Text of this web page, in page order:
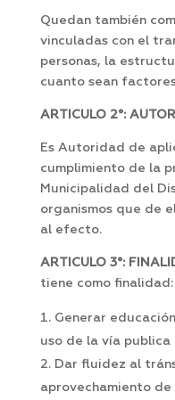
Quedan también
vinculadas con el
personas, la
cuanto sean
ARTICULO 2°:
Es Autoridad de
cumplimiento de la
Municipalidad del
organismos que de
al efecto.
ARTICULO 3°:
tiene como finalidad:
Generar
uso de la vía publica
Dar fluidez al
aprovechamiento de